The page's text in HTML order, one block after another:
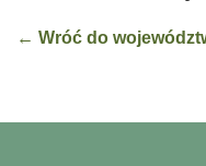
← Wróć do